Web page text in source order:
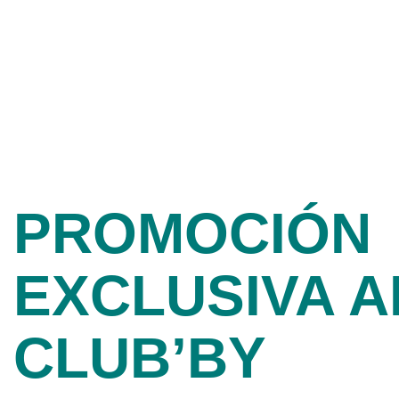
PROMOCIÓN
EXCLUSIVA
CLUB’BY